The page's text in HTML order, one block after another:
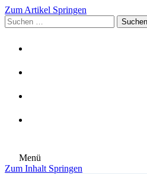
Zum Artikel Springen
Suchen
nach:
Menü
Zum Inhalt Springen